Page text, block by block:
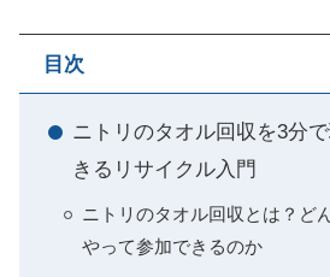
目次
ニトリのタオル回収を3分
きるリサイクル入門
ニトリのタオル回収とは？ど
やって参加できるのか